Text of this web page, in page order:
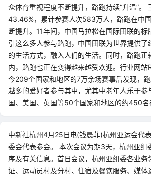
众体育重视程度不断提升，路跑持续“升温”
43.46%，累计参赛人次583万人，路跑在中
断提升。11年间，中国马拉松在国际田联的
引这么多人参与路跑，中国田联为世界提供了
的生活方式，融入人们的生活。同时，路跑
内，路跑也正在变得越来越受欢迎。行业网
今209个国家和地区的7万余场赛事后发现，
越多的爱好者参与其中，尤其中老年人乐于参
国、美国、英国等50个国家和地区的约450名
中新社杭州4月25日电(钱晨菲)杭州亚运会代
委会代表参会。 本次会议为期3天，杭州亚
序及有关信息。首日会议，杭州亚组委各业
证、运动员村及分村、住宿及餐饮服务、媒